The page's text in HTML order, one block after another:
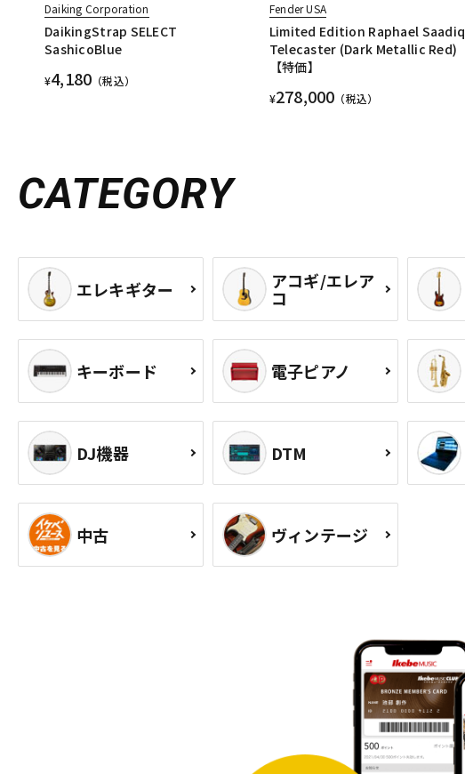
Daiking Corporation
DaikingStrap SELECT
SashicoBlue
¥4,180 （税込）
Fender USA
Limited Edition Raphael Saadiq
Telecaster (Dark Metallic Red)
【特価】
¥278,000 （税込）
CATEGORY
エレキギター アコギ/エレア
コ
キーボード 電子ピアノ
DJ機器 DTM
中古 ヴィンテージ